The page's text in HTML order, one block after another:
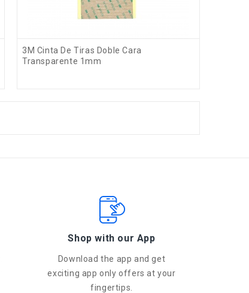
3M Cinta De Tiras Doble Cara
Transparente 1mm
Shop with our App
Download the app and get
exciting app only offers at your
fingertips.